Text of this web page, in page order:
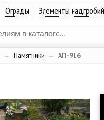
Ограды Элементы надгробий
→ Памятники → АП-916